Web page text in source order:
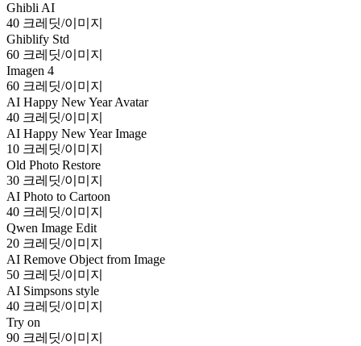
Ghibli AI
40 크레딧/이미지
Ghiblify Std
60 크레딧/이미지
Imagen 4
60 크레딧/이미지
AI Happy New Year Avatar
40 크레딧/이미지
AI Happy New Year Image
10 크레딧/이미지
Old Photo Restore
30 크레딧/이미지
AI Photo to Cartoon
40 크레딧/이미지
Qwen Image Edit
20 크레딧/이미지
AI Remove Object from Image
50 크레딧/이미지
AI Simpsons style
40 크레딧/이미지
Try on
90 크레딧/이미지